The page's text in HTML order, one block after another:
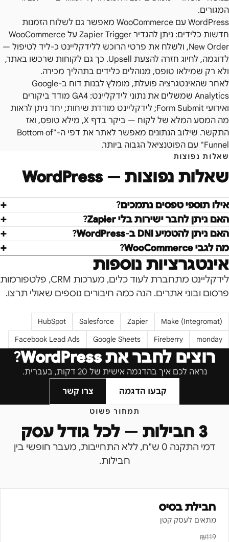
המגורים.
WordPress עם WooCommerce מאפשר גם לשלוח הזמנות
חדשות כלידים: ניתן להגדיר Zapier Trigger על WooCommerce
New Order, ולשלח את פרטי הרוכש ללידקליינט כ-ליד לטיפול —
לדוגמה, לחיוג חזרה להצעת Upsell. כך גם לקוחות שרכשו באתר,
ולא רק שמילאו טופס, מנוהלים כלידים בתהליך מכירה.
לאחר שהאינטגרציה פועלת, מומלץ לבנות דוח ב-Google
Analytics שמשלים את נתוני לידקליינט: GA4 מודד ביקורים
ואירועי Form Submit; לידקליינט מודדת שיחות; יחד ניתן לראות
מה המסע המלא של לקוח — ביקר בדף X, מילא טופס, ואז
התקשר. שילוב הנתונים מאפשר לאתר את דפי ה-"Bottom of
Funnel" עם הפוטנציאל הגבוה ביותר.
שאלות נפוצות
שאלות נפוצות —WordPress
אילו תוספי טפסים נתמכים?
האם ניתן לחבר ישירות בלי Zapier?
האם ניתן להטמיע DNI ב-WordPress?
מה לגבי WooCommerce?
אינטגרציות נוספות
לידקליינט מתחברת לעוד כלים, מערכות CRM, פלטפורמות
פרסום ובוני אתרים. הנה כמה חיבורים נוספים שאולי תרצו.
Make (Integromat)
Zapier
Salesforce
HubSpot
monday
Fireberry
Google Sheets
Facebook Lead Ads
רוצים לחבר אתWordPress
?
נראה לכם איך בהדגמה אישית של 20 דקות, בעברית.
קבעו הדגמה
צרו קשר
תמחור פשוט
3 חבילות — לכל גודל עסק
דמי התקנה 0 ש"ח, ללא התחייבות, מעבר חופשי בין
חבילות.
חבילת בסיס
מתאים לעסק קטן
₪119